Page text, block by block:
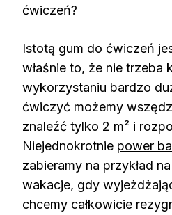
ćwiczeń?
Istotą gum do ćwiczeń
właśnie to, że nie trzeba
wykorzystaniu bardzo
ćwiczyć możemy
znaleźć tylko 2 m² i
Niejednokrotnie power
zabieramy na przykład
wakacje, gdy
chcemy całkowicie